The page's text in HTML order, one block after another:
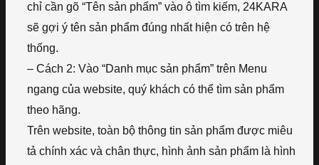
chỉ cần gõ “Tên sản phẩm” vào ô tìm kiếm, 24KARA
sẽ gợi ý tên sản phẩm đúng nhất hiện có trên hệ
thống.
– Cách 2: Vào “Danh mục sản phẩm” trên Menu
ngang của website, quý khách có thể tìm sản phẩm
theo hãng.
Trên website, toàn bộ thông tin sản phẩm được miêu
tả chính xác và chân thực, hình ảnh sản phẩm là hình